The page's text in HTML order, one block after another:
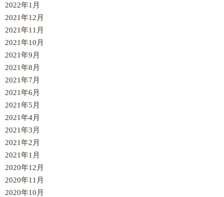
2022年1月
2021年12月
2021年11月
2021年10月
2021年9月
2021年8月
2021年7月
2021年6月
2021年5月
2021年4月
2021年3月
2021年2月
2021年1月
2020年12月
2020年11月
2020年10月